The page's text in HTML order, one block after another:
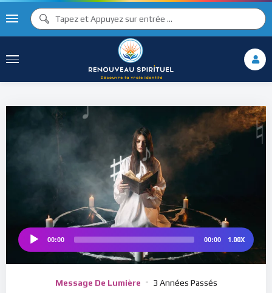
♫ ♩
♩
♯ ♪
♫
00:00 00:00 1.00X
Message De Lumière 3 Années Passés